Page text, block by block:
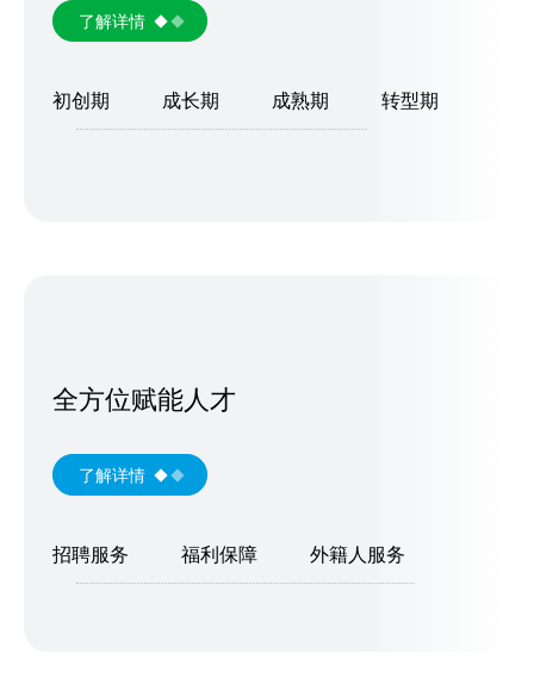
了解详情
初创期 成长期 成熟期 转型期
全方位赋能人才
了解详情
招聘服务 福利保障 外籍人服务